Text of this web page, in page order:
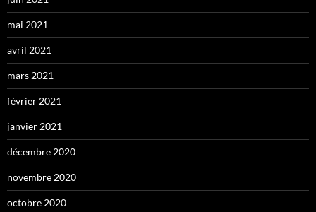
mai 2021
avril 2021
mars 2021
février 2021
janvier 2021
décembre 2020
novembre 2020
octobre 2020